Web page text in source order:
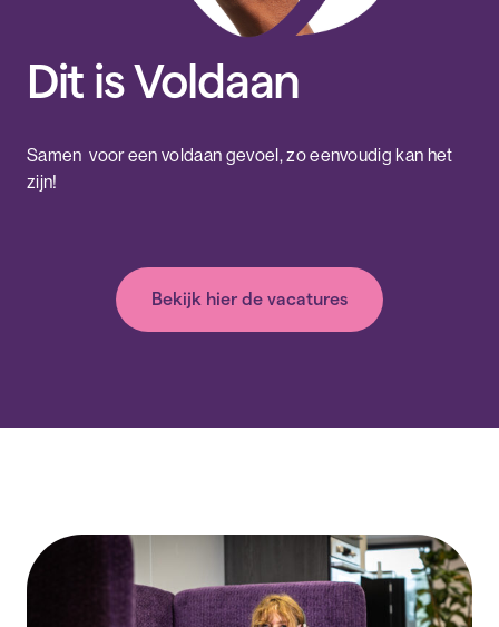
Dit is Voldaan
Samen voor een voldaan gevoel, zo eenvoudig kan het
zijn!
Bekijk hier de vacatures